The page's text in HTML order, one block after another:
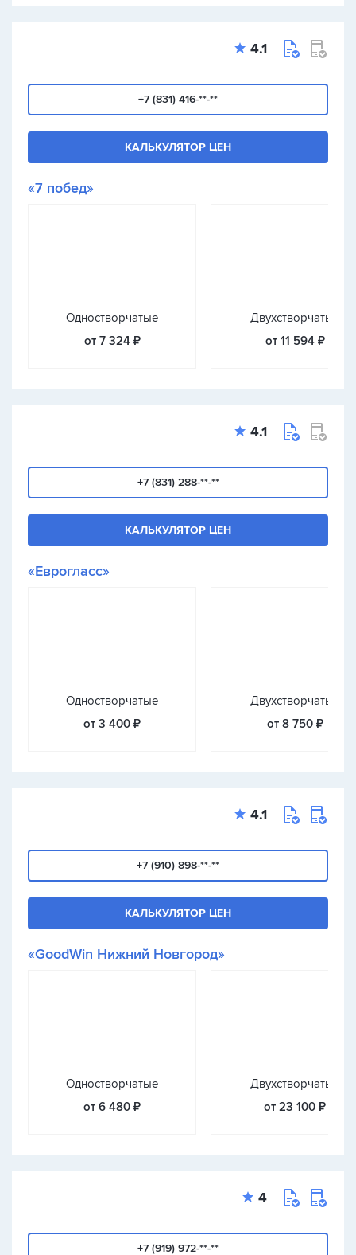
4.1
+7 (831) 416-**-**
КАЛЬКУЛЯТОР ЦЕН
«7 побед»
Одностворчатые
от 7 324 ₽
Двухстворчатые
от 11 594 ₽
4.1
+7 (831) 288-**-**
КАЛЬКУЛЯТОР ЦЕН
«Еврогласс»
Одностворчатые
от 3 400 ₽
Двухстворчатые
от 8 750 ₽
4.1
+7 (910) 898-**-**
КАЛЬКУЛЯТОР ЦЕН
«GoodWin Нижний Новгород»
Одностворчатые
от 6 480 ₽
Двухстворчатые
от 23 100 ₽
4
+7 (919) 972-**-**